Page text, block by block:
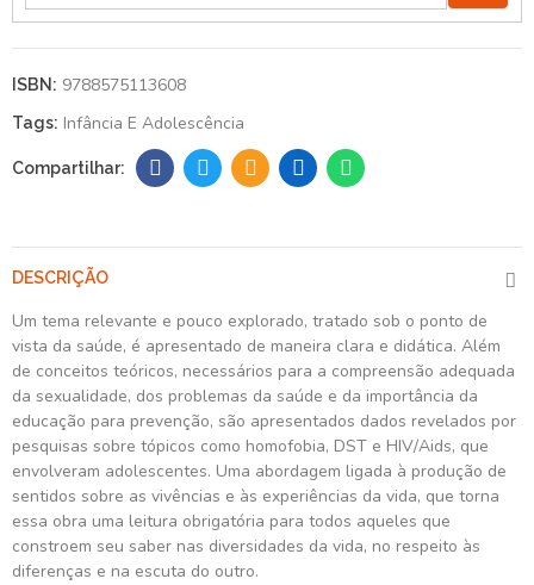
ISBN: 9788575113608
Tags: Infância E Adolescência
DESCRIÇÃO
Um tema relevante e pouco explorado, tratado sob o ponto de
vista da saúde, é apresentado de maneira clara e didática. Além
de conceitos teóricos, necessários para a compreensão adequada
da sexualidade, dos problemas da saúde e da importância da
educação para prevenção, são apresentados dados revelados por
pesquisas sobre tópicos como homofobia, DST e HIV/Aids, que
envolveram adolescentes. Uma abordagem ligada à produção de
sentidos sobre as vivências e às experiências da vida, que torna
essa obra uma leitura obrigatória para todos aqueles que
constroem seu saber nas diversidades da vida, no respeito às
diferenças e na escuta do outro.